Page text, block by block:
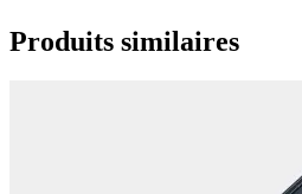
Produits similaires